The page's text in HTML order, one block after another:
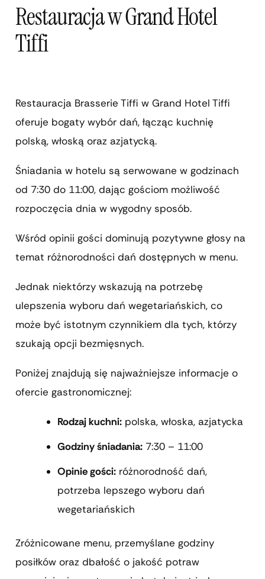
Restauracja w Grand Hotel
Tiffi
Restauracja Brasserie Tiffi w Grand Hotel Tiffi
oferuje bogaty wybór dań, łącząc kuchnię
polską, włoską oraz azjatycką.
Śniadania w hotelu są serwowane w godzinach
od 7:30 do 11:00, dając gościom możliwość
rozpoczęcia dnia w wygodny sposób.
Wśród opinii gości dominują pozytywne głosy na
temat różnorodności dań dostępnych w menu.
Jednak niektórzy wskazują na potrzebę
ulepszenia wyboru dań wegetariańskich, co
może być istotnym czynnikiem dla tych, którzy
szukają opcji bezmięsnych.
Poniżej znajdują się najważniejsze informacje o
ofercie gastronomicznej:
Rodzaj kuchni: polska, włoska, azjatycka
Godziny śniadania: 7:30 – 11:00
Opinie gości: różnorodność dań,
potrzeba lepszego wyboru dań
wegetariańskich
Zróżnicowane menu, przemyślane godziny
posiłków oraz dbałość o jakość potraw